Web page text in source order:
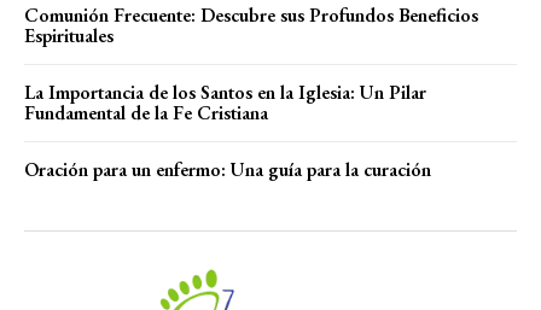
Comunión Frecuente: Descubre sus Profundos Beneficios
Espirituales
La Importancia de los Santos en la Iglesia: Un Pilar
Fundamental de la Fe Cristiana
Oración para un enfermo: Una guía para la curación